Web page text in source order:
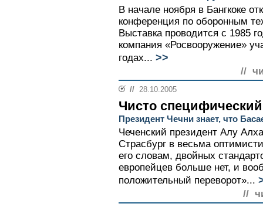
В начале ноября в Бангкоке
конференция по оборонным
Выставка проводится с 1985
компания «Росвооружение»
годах... >>
//
// 28.10.2005
Чисто специфический
Президент Чечни знает, что
Чеченский президент Алу
Страсбург в весьма
его словам, двойных
европейцев больше нет, и
положительный переворот»...
//